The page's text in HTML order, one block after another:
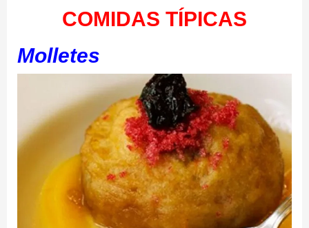
COMIDAS TÍPICAS
Molletes